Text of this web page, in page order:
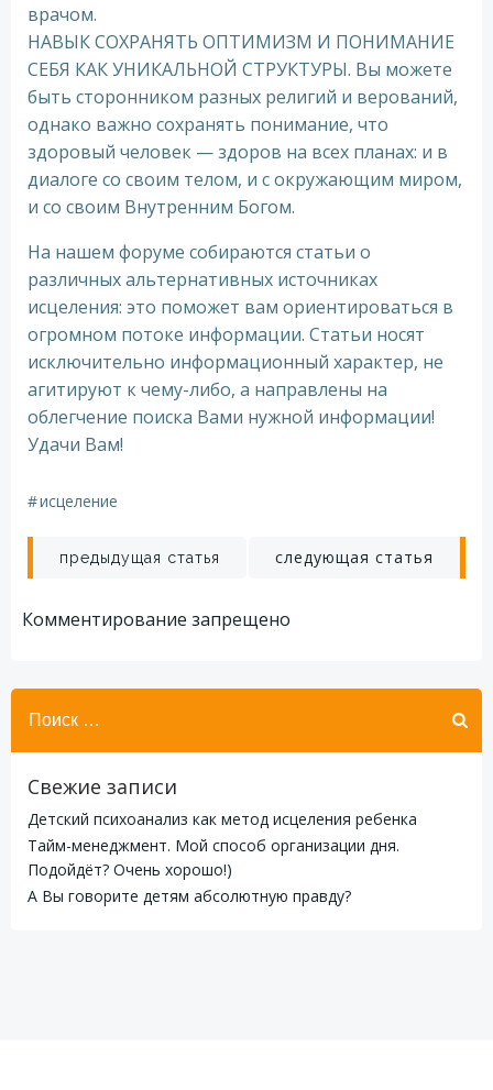
врачом.
НАВЫК СОХРАНЯТЬ ОПТИМИЗМ И ПОНИМАНИЕ
СЕБЯ КАК УНИКАЛЬНОЙ СТРУКТУРЫ. Вы можете
быть сторонником разных религий и верований,
однако важно сохранять понимание, что
здоровый человек — здоров на всех планах: и в
диалоге со своим телом, и с окружающим миром,
и со своим Внутренним Богом.
На нашем форуме собираются статьи о
различных альтернативных источниках
исцеления: это поможет вам ориентироваться в
огромном потоке информации. Статьи носят
исключительно информационный характер, не
агитируют к чему-либо, а направлены на
облегчение поиска Вами нужной информации!
Удачи Вам!
#исцеление
Навигация
по
предыдущая статья
Навигация
по
следующая статья
Комментирование запрещено
Найти:
Свежие записи
Детский психоанализ как метод исцеления ребенка
Тайм-менеджмент. Мой способ организации дня.
Подойдёт? Очень хорошо!)
А Вы говорите детям абсолютную правду?